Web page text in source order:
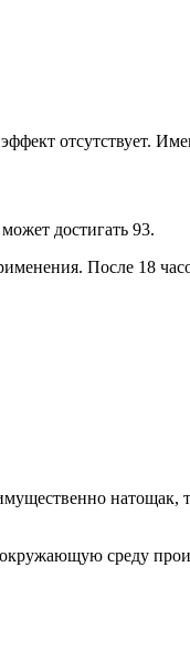
отсутствует.
достигать 93.
После 18
среду